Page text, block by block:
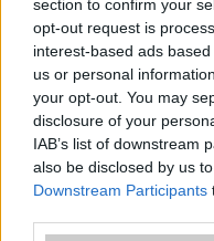
section to confirm your
opt-out request is
interest-based ads
us or personal
your opt-out. You may
disclosure of your
IAB’s list of downstream
also be disclosed by us
Downstream Participants
Iránytũ
Extrák
EGYÉB
Vibra jelzés
SIM típus
SIM-ek száma